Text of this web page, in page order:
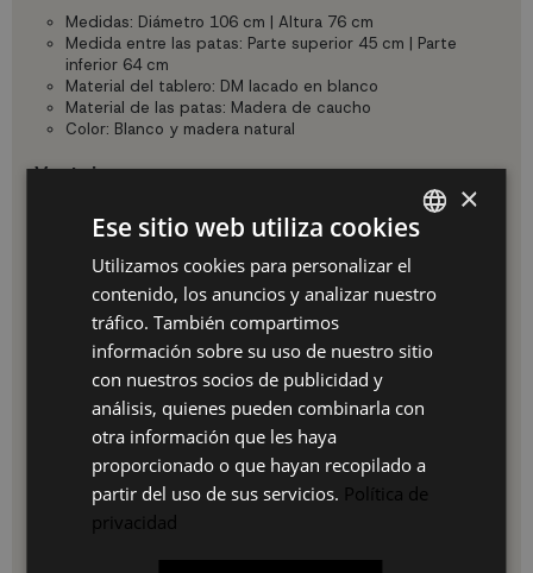
Medidas: Diámetro 106 cm | Altura 76 cm
Medida entre las patas: Parte superior 45 cm | Parte
inferior 64 cm
Material del tablero: DM lacado en blanco
Material de las patas: Madera de caucho
Color: Blanco y madera natural
Ventajas:
Diseño elegante y funcional
Resistente al uso cotidiano
Ideal para espacios compactos
Fácil montaje
Combina estilo nórdico con practicidad moderna
Uso e instalación:
La Mesa Redonda Zira de 106 cm es fácil de montar,
siguiendo las instrucciones incluidas. Simplemente ensambla
el tablero con las patas y disfruta de tu nuevo mueble en
minutos. Para limpiar, utiliza un paño suave ligeramente
humedecido y evita el uso de productos abrasivos.
Por qué elegir nuestro producto:
UKUKHOME.com ofrece rapidez en la entrega, atención
SPANISH
ES
PT
×
Ese sitio web utiliza cookies
Utilizamos cookies para personalizar el
contenido, los anuncios y analizar nuestro
tráfico. También compartimos
información sobre su uso de nuestro sitio
con nuestros socios de publicidad y
análisis, quienes pueden combinarla con
otra información que les haya
proporcionado o que hayan recopilado a
partir del uso de sus servicios. Política de
privacidad